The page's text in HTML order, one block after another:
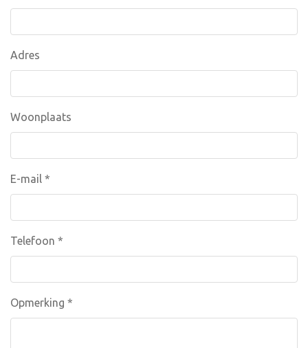
Adres
Woonplaats
E-mail *
Telefoon *
Opmerking *